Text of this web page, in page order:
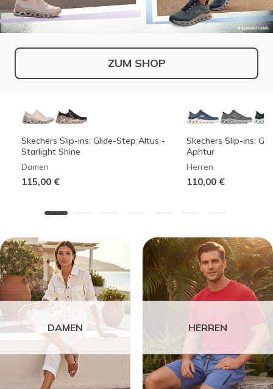
ZUM SHOP
Skechers Slip-ins: Glide-Step Altus -
Starlight Shine
Damen
115,00 €
Skechers Slip-ins:
Aphtur
Herren
110,00 €
DAMEN HERREN